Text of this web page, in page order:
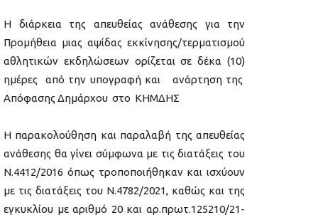
Η διάρκεια της απευθείας ανάθεσης για την
Προμήθεια μιας αψίδας εκκίνησης/τερματισμού
αθλητικών εκδηλώσεων ορίζεται σε δέκα (10)
ημέρες από την υπογραφή και ανάρτηση της
Απόφασης Δημάρχου στο ΚΗΜΔΗΣ
Η παρακολούθηση και παραλαβή της απευθείας
ανάθεσης θα γίνει σύμφωνα με τις διατάξεις του
Ν.4412/2016 όπως τροποποιήθηκαν και ισχύουν
με τις διατάξεις του Ν.4782/2021, καθώς και της
εγκυκλίου με αριθμό 20 και αρ.πρωτ.125210/21-